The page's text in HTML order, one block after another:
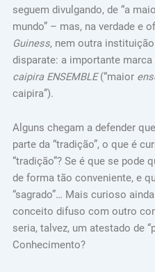
seguem divulgando, de “a
mundo” – mas, na verdade e
Guiness, nem outra
disparate: a importante marca
caipira ENSEMBLE(“maior
caipira”).
Alguns chegam a defender
parte da “tradição”, o que é
“tradição”? Se é que se pode
de forma tão conveniente, e
“sagrado”… Mais curioso
conceito difuso com outro
seria, talvez, um atestado de
Conhecimento?